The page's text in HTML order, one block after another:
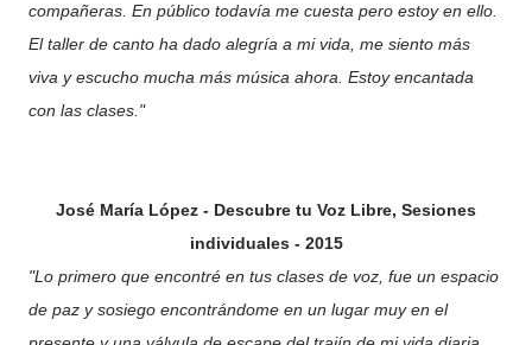
compañeras. En público todavía me cuesta pero estoy en ello.
El taller de canto ha dado alegría a mi vida, me siento más
viva y escucho mucha más música ahora. Estoy encantada
con las clases."
José María López - Descubre tu Voz Libre, Sesiones
individuales - 2015
"Lo primero que encontré en tus clases de voz, fue un espacio
de paz y sosiego encontrándome en un lugar muy en el